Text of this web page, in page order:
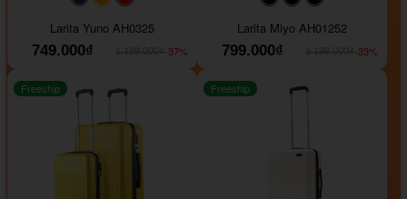
#093f69#ffa500
Larita Yuno AH0325
749.000₫
-37%
#000000#000000
Larita Miyo AH01252
799.000₫
-33%
Freeship Freeship